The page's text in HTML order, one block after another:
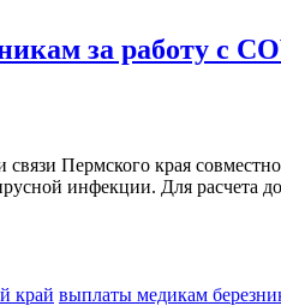
за работу с
Пермского края
инфекции. Для расчета
край выплаты медикам